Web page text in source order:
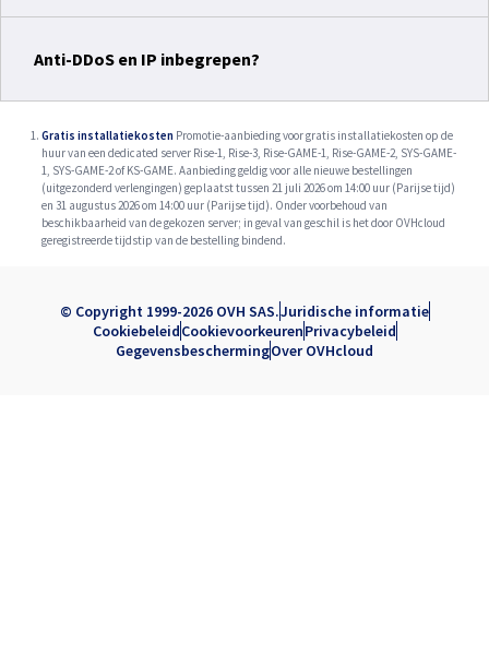
Anti-DDoS en IP inbegrepen?
Gratis installatiekosten Promotie-aanbieding voor gratis installatiekosten op de
huur van een dedicated server Rise-1, Rise-3, Rise-GAME-1, Rise-GAME-2, SYS-GAME-
1, SYS-GAME-2 of KS-GAME. Aanbieding geldig voor alle nieuwe bestellingen
(uitgezonderd verlengingen) geplaatst tussen 21 juli 2026 om 14:00 uur (Parijse tijd)
en 31 augustus 2026 om 14:00 uur (Parijse tijd). Onder voorbehoud van
beschikbaarheid van de gekozen server; in geval van geschil is het door OVHcloud
geregistreerde tijdstip van de bestelling bindend.
© Copyright 1999-2026 OVH SAS.Juridische informatie
CookiebeleidCookievoorkeurenPrivacybeleid
GegevensbeschermingOver OVHcloud